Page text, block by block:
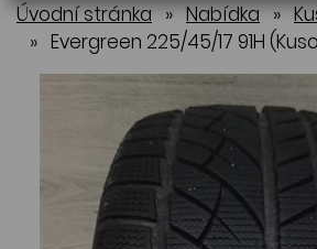
Úvodní stránka » Nabídka »
» Evergreen 225/45/17 91H